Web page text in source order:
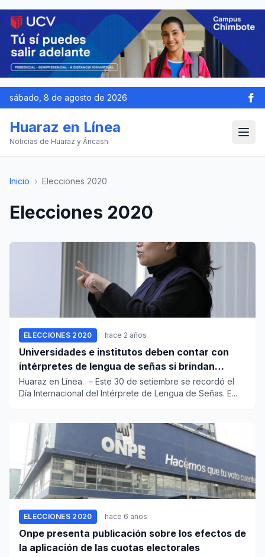
sábado, 8 de agosto de 2026
Huaraz en Línea
Noticias de Huaraz y Áncash
Inicio › Elecciones 2020
Elecciones 2020
ELECCIONES 2020 hace 2 años
Universidades e institutos deben contar con
intérpretes de lengua de señas si brindan
servicio a personas sordas
Huaraz en Línea. – Este 30 de setiembre se recordó el
Día Internacional del Intérprete de Lengua de Señas. E...
ELECCIONES 2020 hace 6 años
Onpe presenta publicación sobre los efectos de
la aplicación de las cuotas electorales